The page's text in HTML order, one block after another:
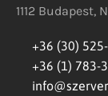
1112 Budapest,
+36 (30)
+36 (1) 783-